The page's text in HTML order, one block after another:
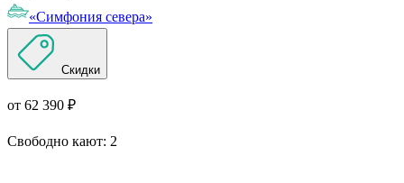
«Симфония севера»
Скидки
от 62 390 ₽
Свободно кают: 2